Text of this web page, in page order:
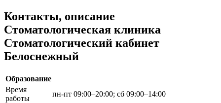
Контакты, описание
Стоматологическая клиника
Стоматологический кабинет
Белоснежный
Образование
Время
работы
пн-пт 09:00–20:00; сб 09:00–14:00